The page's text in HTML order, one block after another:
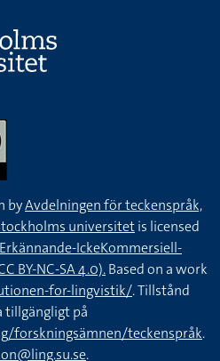
byAvdelningen för teckenspråk,
universitetis licensed
IckeKommersiell-
BY-NC-SA 4.0).Based on a work
for-lingvistik/. Tillstånd
tillgängligt på
forskningsämnen/teckenspråk.
.